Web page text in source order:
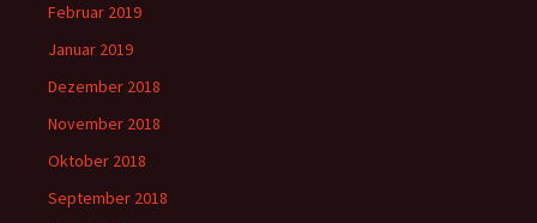
Februar 2019
Januar 2019
Dezember 2018
November 2018
Oktober 2018
September 2018